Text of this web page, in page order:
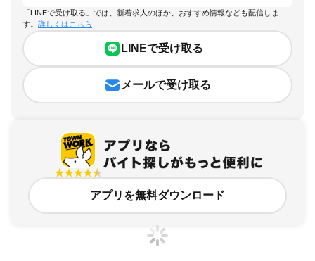
「LINEで受け取る」では、新着求人のほか、おすすめ情報なども配信しま
す。 詳しくはこちら
LINEで受け取る
メールで受け取る
アプリを無料ダウンロード